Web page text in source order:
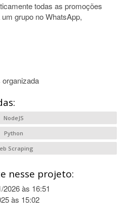
todas as promoções
grupo no WhatsApp,
organizada
NodeJS
Python
Scraping
nesse projeto:
2026 às 16:51
às 15:02